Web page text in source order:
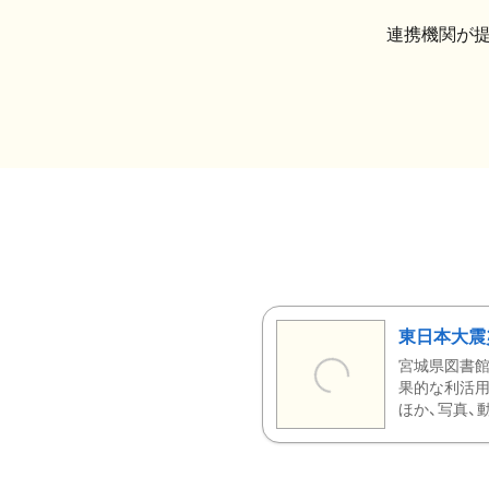
連携機関が
東日本大
宮城県図書
果的な利活
ほか、写真、